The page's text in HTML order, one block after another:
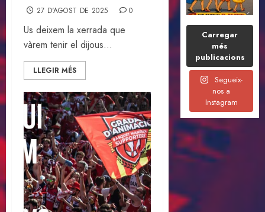
27 D'AGOST DE 2025 0
Us deixem la xerrada que
vàrem tenir el dijous...
LLEGIR MÉS
Carregar
més
publicacions
Segueix-
nos a
Instagram